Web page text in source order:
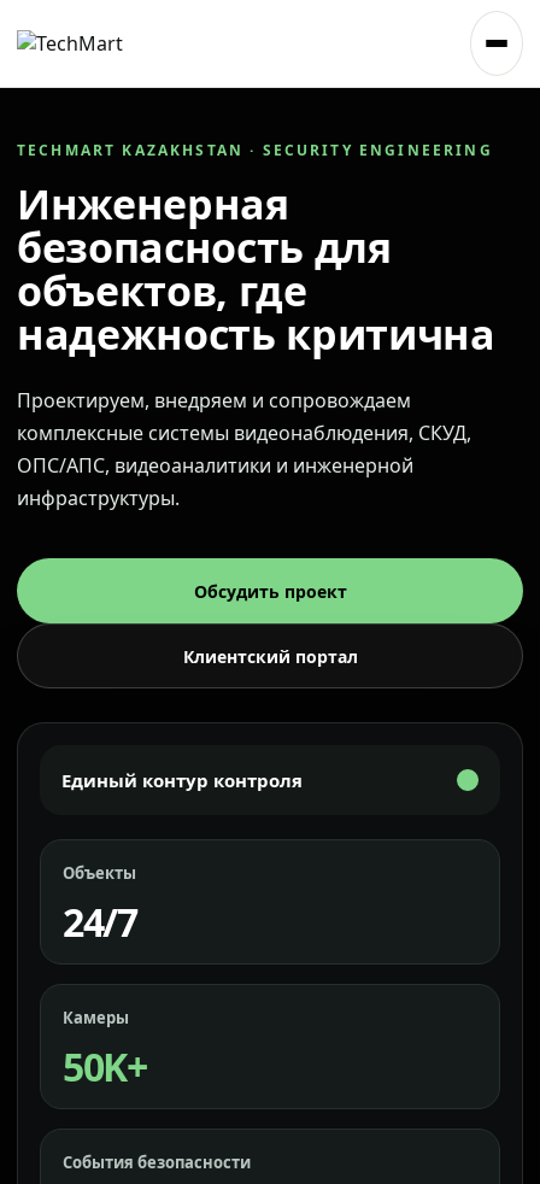
TECHMART KAZAKHSTAN · SECURITY ENGINEERING
Инженерная
безопасность для
объектов, где
надежность критична
Проектируем, внедряем и сопровождаем
комплексные системы видеонаблюдения, СКУД,
ОПС/АПС, видеоаналитики и инженерной
инфраструктуры.
Обсудить проект
Клиентский портал
Единый контур контроля
Объекты
24/7
Камеры
50K+
События безопасности